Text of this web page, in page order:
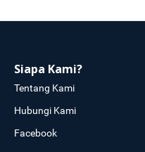
Siapa Kami?
Tentang Kami
Hubungi Kami
Facebook